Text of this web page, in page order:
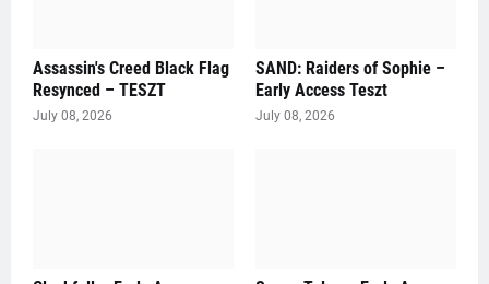
Assassin's Creed Black Flag
Resynced – TESZT
July 08, 2026
SAND: Raiders of Sophie –
Early Access Teszt
July 08, 2026